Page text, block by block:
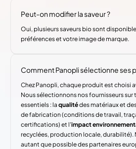
Peut-on modifier la saveur ?
Oui, plusieurs saveurs bio sont
préférences et votre image de marque.
Comment Panopli sélectionne ses
Chez Panopli, chaque produit est choisi
Nous sélectionnons nos fournisseurs sur
essentiels : laqualitédes matériaux et
de fabrication (conditions de travail,
certifications) et l'impact
recyclées, production locale, durabilité).
autant que possible des partenaires